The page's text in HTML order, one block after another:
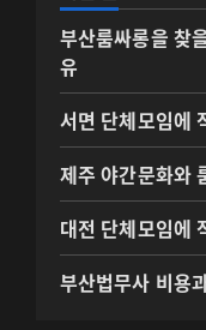
부산룸싸롱을 찾
유
서면 단체모임에
제주 야간문화와
대전 단체모임에
부산법무사 비용